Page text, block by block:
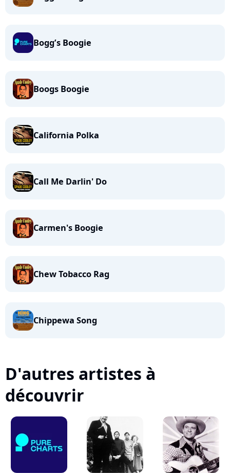
Bogg’s Boogie
Boogs Boogie
California Polka
Call Me Darlin' Do
Carmen's Boogie
Chew Tobacco Rag
Chippewa Song
D'autres artistes à
découvrir